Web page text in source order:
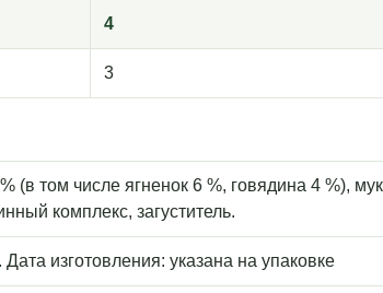
4
3
(в том числе ягненок 6 %, говядина 4 %),
комплекс, загуститель.
изготовления: указана на упаковке